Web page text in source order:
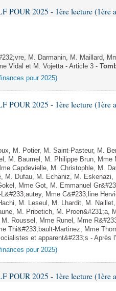
POUR 2025 - 1ère lecture (1ère
M. Darmanin, M. Maillard,
Vidal et M. Vojetta - Article 3 -
pour 2025)
POUR 2025 - 1ère lecture (1ère
M. Potier, M. Saint-Pasteur, M.
M. Baumel, M. Philippe Brun, Mme
Capdevielle, M. Christophle, M.
M. Dufau, M. Echaniz, M.
Mme Got, M. Emmanuel
Mme C&#233;line
M. Leseul, M. Lhardit, M.
M. Pribetich, M. Proen&#231;a,
Roussel, Mme Runel, Mme
Thi&#233;bault-Martinez, Mme
et apparent&#233;s - Après
pour 2025)
POUR 2025 - 1ère lecture (1ère